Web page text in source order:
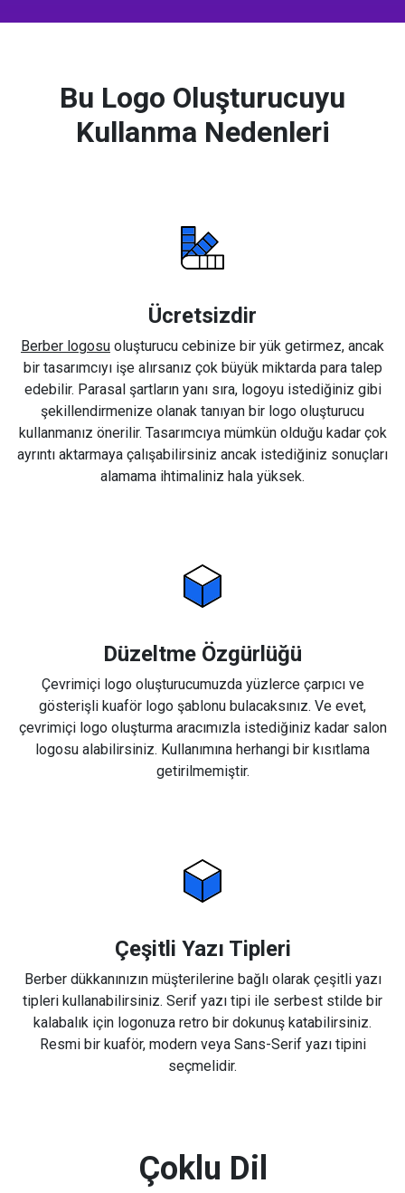
Bu Logo Oluşturucuyu
Kullanma Nedenleri
Ücretsizdir
Berber logosu oluşturucu cebinize bir yük getirmez, ancak
bir tasarımcıyı işe alırsanız çok büyük miktarda para talep
edebilir. Parasal şartların yanı sıra, logoyu istediğiniz gibi
şekillendirmenize olanak tanıyan bir logo oluşturucu
kullanmanız önerilir. Tasarımcıya mümkün olduğu kadar çok
ayrıntı aktarmaya çalışabilirsiniz ancak istediğiniz sonuçları
alamama ihtimaliniz hala yüksek.
Düzeltme Özgürlüğü
Çevrimiçi logo oluşturucumuzda yüzlerce çarpıcı ve
gösterişli kuaför logo şablonu bulacaksınız. Ve evet,
çevrimiçi logo oluşturma aracımızla istediğiniz kadar salon
logosu alabilirsiniz. Kullanımına herhangi bir kısıtlama
getirilmemiştir.
Çeşitli Yazı Tipleri
Berber dükkanınızın müşterilerine bağlı olarak çeşitli yazı
tipleri kullanabilirsiniz. Serif yazı tipi ile serbest stilde bir
kalabalık için logonuza retro bir dokunuş katabilirsiniz.
Resmi bir kuaför, modern veya Sans-Serif yazı tipini
seçmelidir.
Çoklu Dil